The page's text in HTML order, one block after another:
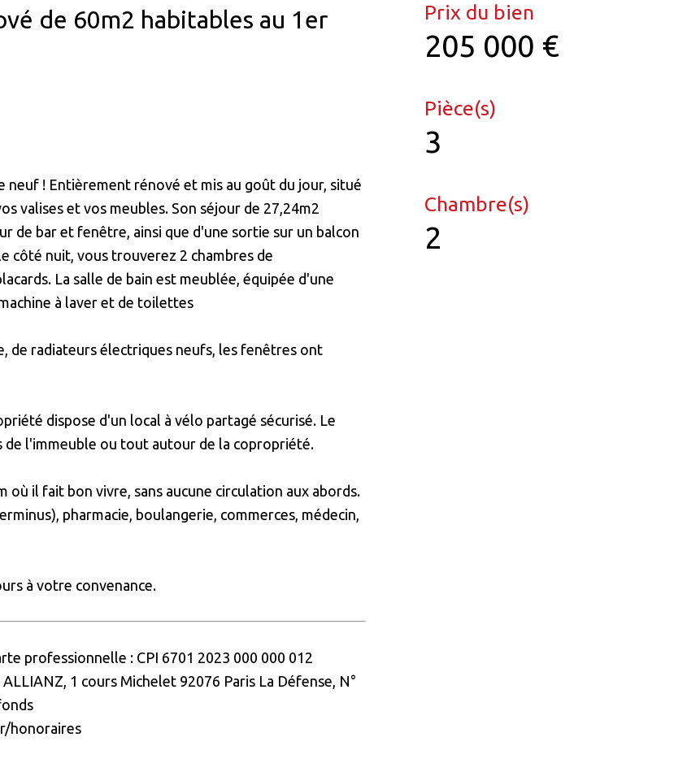
de 60m2 habitables au 1er
neuf ! Entièrement rénové et mis au goût du jour, situé
valises et vos meubles. Son séjour de 27,24m2
de bar et fenêtre, ainsi que d'une sortie sur un balcon
côté nuit, vous trouverez 2 chambres de
La salle de bain est meublée, équipée d'une
à laver et de toilettes
de radiateurs électriques neufs, les fenêtres ont
dispose d'un local à vélo partagé sécurisé. Le
l'immeuble ou tout autour de la copropriété.
où il fait bon vivre, sans aucune circulation aux abords.
pharmacie, boulangerie, commerces, médecin,
à votre convenance.
professionnelle : CPI 6701 2023 000 000 012
ALLIANZ, 1 cours Michelet 92076 Paris La Défense, N°
honoraires
Prix du bien
205 000 €
Pièce(s)
3
Chambre(s)
2